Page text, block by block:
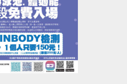
認證師資
資
資培訓
MV舞蹈老師
舞蹈老師
隊員